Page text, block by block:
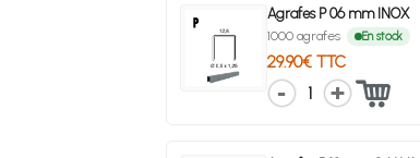
Agrafes P 06 mm INOX
1000 agrafes En stock
29.90€ TTC
1